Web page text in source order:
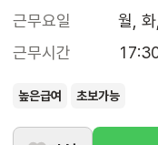
근무요일
월,
근무시간
높은급여 초보가능